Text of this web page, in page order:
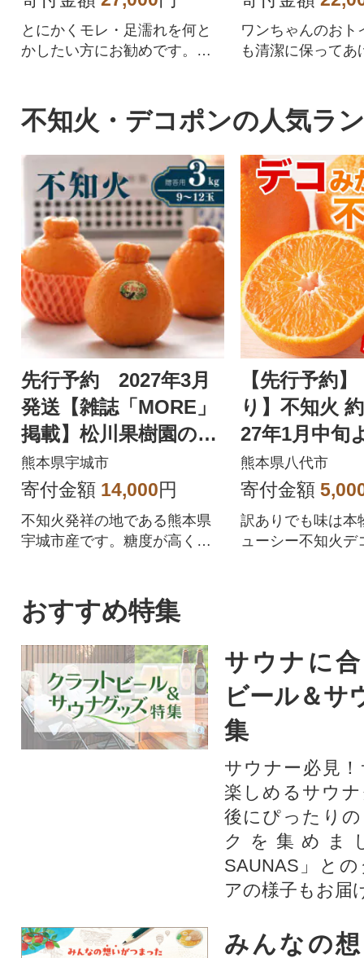
とにかくモレ・足濡れを何と
かしたい方にお勧めです。驚
ワンちゃんのおト
も清潔に保ってあ
不知火・デコポンの人気ラ
先行予約 2027年3月
発送【雑誌「MORE」
掲載】松川果樹園の不
知火3kgデコポン・不
知火発祥地産
熊本県宇城市
寄付金額 14,000円
不知火発祥の地である熊本県
宇城市産です。糖度が高く、
【先行予約
り】不知火
27年1月中旬
発送】_232-
熊本県八代市
寄付金額
訳ありでも味は本
ューシー不知火デ
おすすめ特集
サウナに
ビール＆サ
集
サウナー必見
楽しめるサウ
後にぴったり
クを集めま
SAUNAS」と
アの様子もお届
みんなの